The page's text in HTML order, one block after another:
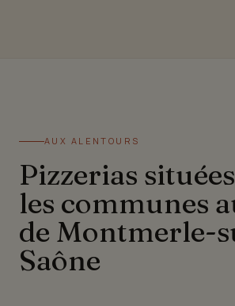
AUX ALENTOURS
Pizzerias
les communes
de Montmerle-
Saône